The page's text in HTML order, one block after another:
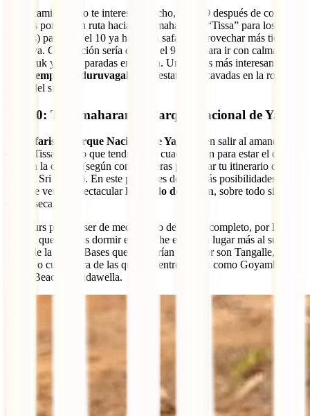
Si las caminatas no te interesan mucho, el día 9 después de comer
podrías ponerte en ruta hacia Tissamaharama (“Tissa” para los
amigos) para, así, el 10 ya hacer un safari y aprovechar más tiempo
de playa. Otra opción sería dedicar el 9 el 10 para ir con calma con
tu tuk tuk y hacer paradas en la ruta. Una de las más interesantes es
templo Buduruvagala
, con estatuas excavadas en la roca que
datan del siglo X.
Día 10: Tissamaharama (Parque Nacional de Yala)
safaris al Parque Nacional de Yala
suelen salir al amanecer
desde Tissa, por lo que tendrás que cuadrar bien para estar el día 10
u 11 en la ciudad (según como quieras planificar tu itinerario de 15
días en Sri Lanka). En este parque es donde más posibilidades se
tiene de ver al espectacularleopardo de Ceilán, sobre todo si es
época seca.
Los tours pueden ser de medio día o de un día completo, por lo que
calcula que podrías dormir esta noche en algún lugar más al sur y
cerca de la playa. Bases que te podrían interesar son Tangalle,
Talalla o cualquiera de las que hay entre ambas como Goyambokka,
Silent Beach o Kudawella.